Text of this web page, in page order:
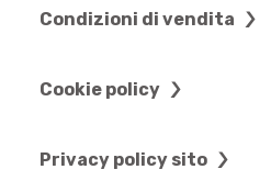
Condizioni di vendita
Cookie policy
Privacy policy sito